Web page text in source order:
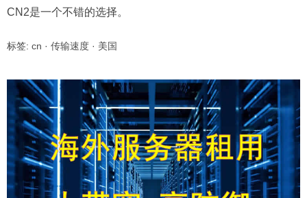
CN2是一个不错的选择。
标签: cn · 传输速度 · 美国